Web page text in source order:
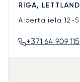
RIGA, LETTLAND
Alberta iela 12-5
+371 64 909 115